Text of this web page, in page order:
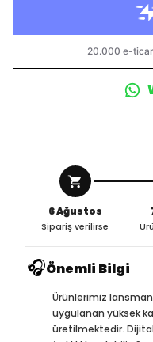
6 Ağustos
Sipariş verilirse
🎧Önemli Bilgi
Ürünlerimiz
uygulanan yüksek
üretilmektedir.